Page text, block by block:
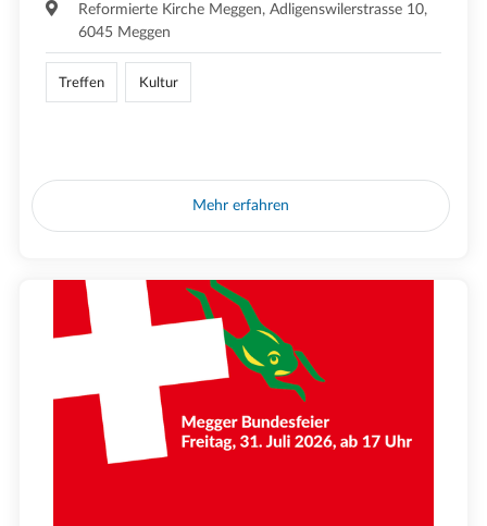
Reformierte Kirche Meggen, Adligenswilerstrasse 10,
6045 Meggen
Treffen Kultur
Mehr erfahren